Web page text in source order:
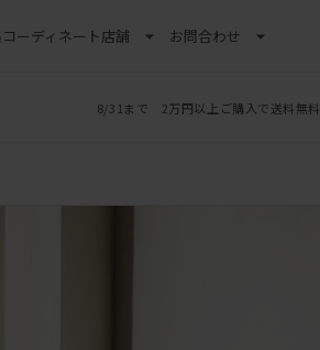
コーディネート店舗 お問合わせ
8/31まで 2万円以上ご購入で送料無料